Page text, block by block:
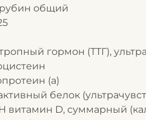
общий
гормон (ТТГ),
(а)
белок
витамин D, суммарный